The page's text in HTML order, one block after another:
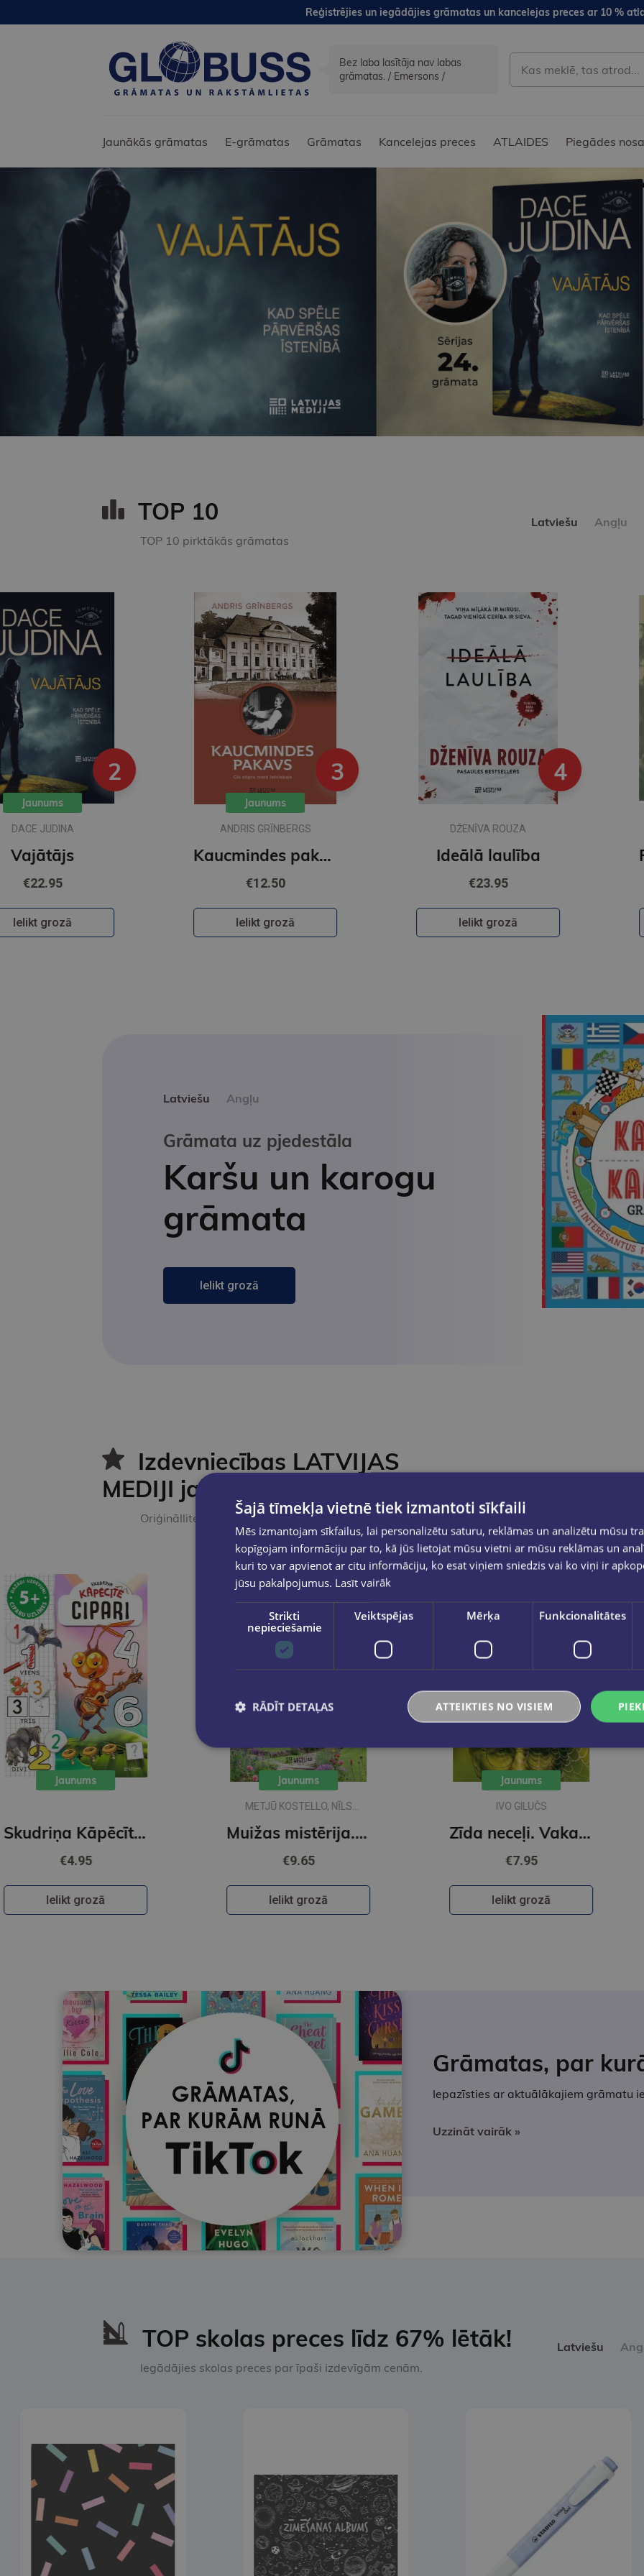
Reģistrējies un iegādājies grāmatas un kancelejas preces ar 10 %
Bez laba lasītāja nav labas
grāmatas. / Emersons /
Jaunākās grāmatas E-grāmatas Grāmatas Kancelejas preces ATLAIDES Piegādes
TOP 10
TOP 10 pirktākās grāmatas
Latviešu Angļu
Jaunums
2
DACE JUDINA
Vajātājs
€22.95
Ielikt grozā
Jaunums
3
ANDRIS GRĪNBERGS
Kaucmindes pakavs
€12.50
Ielikt grozā
4
DŽENĪVA ROUZA
Ideālā laulība
€23.95
Ielikt grozā
Latviešu Angļu
Grāmata uz pjedestāla
Karšu un karogu
grāmata
Ielikt grozā
Izdevniecības LATVIJAS
MEDIJI jaunumi 📚
Oriģinālliteratūra, tulkojumi, biogrāfijas
Jaunums
Skudriņa Kāpēcīte. Cipari
Ielikt grozā
Jaunums
METJŪ KOSTELLO, NĪLS
Muižas mistērija. Vakara detektīvs
Ielikt grozā
Jaunums
IVO GILUČS
Zīda neceļi. Vakara romāns
Ielikt grozā
Grāmatas, par
Iepazīsties ar aktuālākajiem grāmatu
Uzzināt vairāk »
TOP skolas preces līdz 67% lētāk!
Iegādājies skolas preces par īpaši izdevīgām cenām.
Latviešu
Šajā tīmekļa vietnē tiek izmantoti sīkfaili
Mēs izmantojam sīkfailus, lai personalizētu saturu, reklāmas un analizētu mūsu
kopīgojam informāciju par to, kā jūs lietojat mūsu vietni ar mūsu reklāmas un
kuri to var apvienot ar citu informāciju, ko esat viņiem sniedzis vai ko viņi ir
jūsu pakalpojumus. Lasīt vairāk
Strikti
nepieciešamie
Veiktspējas Mērķa Funkcionalitātes
ATTEIKTIES NO VISIEM
RĀDĪT DETAĻAS